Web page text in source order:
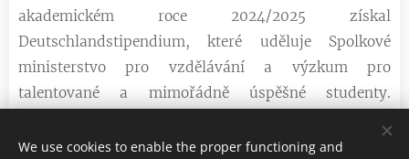
akademickém roce 2024/2025 získal
Deutschlandstipendium, které uděluje Spolkové
ministerstvo pro vzdělávání a výzkum pro
talentované a mimořádně úspěšné studenty.
umělci v Krakově", Klášterních hudebních
We use cookies to enable the proper functioning and